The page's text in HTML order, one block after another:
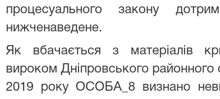
процесуального закону
нижченаведене.
Як вбачається з матеріалів
вироком Дніпровського районного
2019 року ОСОБА_8 визнано